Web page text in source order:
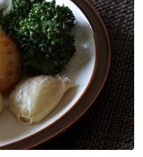
、にんにくの甘みを引き出すこ
が、1片ずつバラしてあるのでそ
側の乾いてかたくなった部分だ
まで注ぎ、中火にかける。気泡
香りがつきます。ハーブは香り
焦げ目がついていて美味しそう